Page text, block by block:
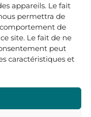
appareils. Le fait
permettra de
de
site. Le fait de ne
peut
caractéristiques et
-19H00